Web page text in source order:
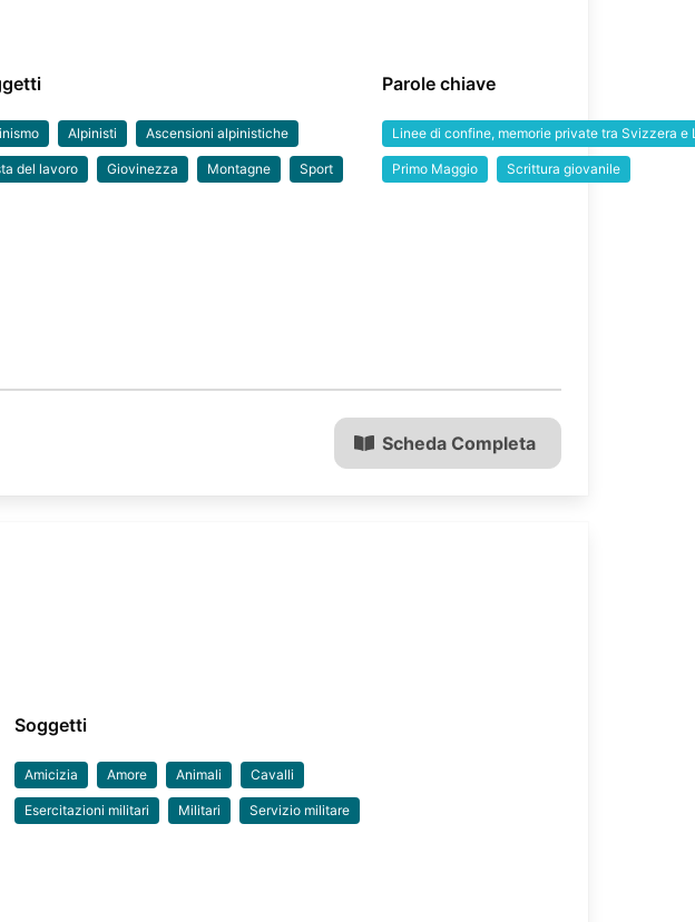
Alpinisti Ascensioni alpinistiche
del lavoro Giovinezza Montagne Sport
Parole chiave
Linee di confine, memorie private tra Svizzera e
Primo Maggio Scrittura giovanile
Scheda Completa
Soggetti
Amicizia Amore Animali Cavalli
Esercitazioni militari Militari Servizio militare